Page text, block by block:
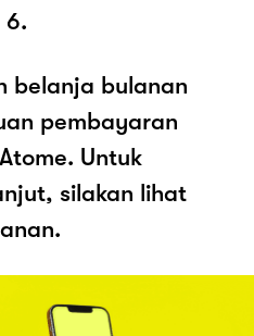
6.
belanja bulanan
pembayaran
Untuk
silakan lihat